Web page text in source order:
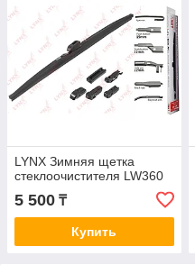
LYNX Зимняя щетка
стеклоочистителя LW360
5 500 ₸
Купить